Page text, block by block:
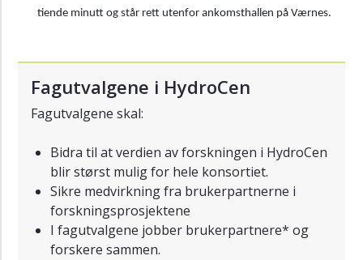
tiende minutt og står rett utenfor ankomsthallen på Værnes.
Fagutvalgene i HydroCen
Fagutvalgene skal:
Bidra til at verdien av forskningen i HydroCen
blir størst mulig for hele konsortiet.
Sikre medvirkning fra brukerpartnerne i
forskningsprosjektene
I fagutvalgene jobber brukerpartnere* og
forskere sammen.